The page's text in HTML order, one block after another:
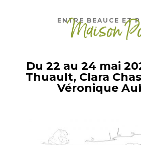
Beauce
Perche
ENTRE BEAUCE ET
Maison
Du 22 au 24 mai
Thuault, Clara
Véronique